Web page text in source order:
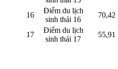
16
Điểm du lịch
sinh thái 16
70,42
17
Điểm du lịch
sinh thái 17
55,91